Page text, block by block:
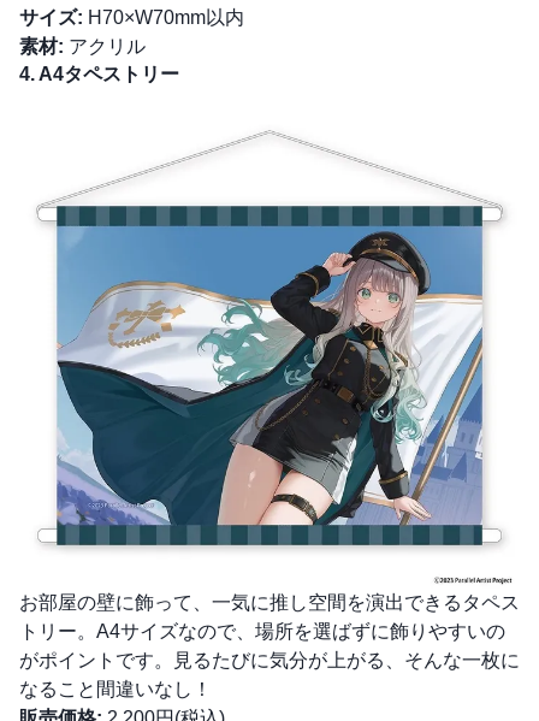
サイズ: H70×W70mm以内
素材: アクリル
4. A4タペストリー
お部屋の壁に飾って、一気に推し空間を演出できるタペス
トリー。A4サイズなので、場所を選ばずに飾りやすいの
がポイントです。見るたびに気分が上がる、そんな一枚に
なること間違いなし！